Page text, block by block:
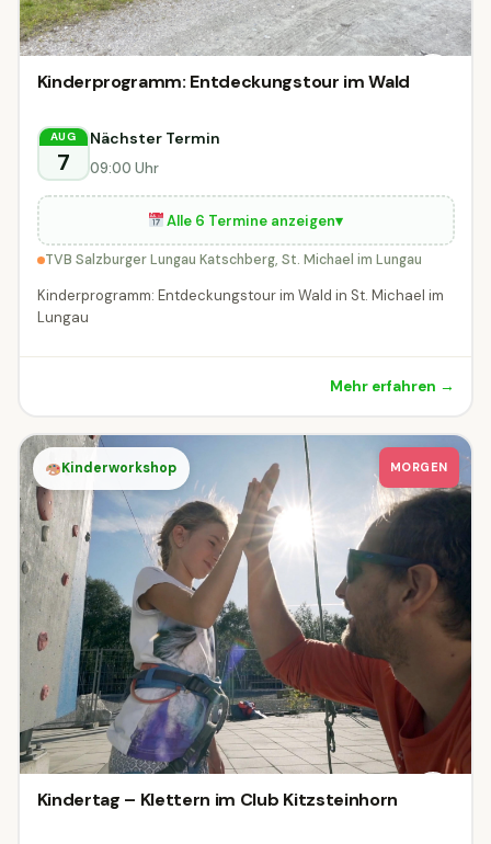
Kinderprogramm: Entdeckungstour im Wald
AUG
7
Nächster Termin
09:00 Uhr
Alle 6 Termine anzeigen▾
TVB Salzburger Lungau Katschberg, St. Michael im Lungau
Kinderprogramm: Entdeckungstour im Wald in St. Michael im
Lungau
Mehr erfahren →
Kinderworkshop MORGEN
Kindertag – Klettern im Club Kitzsteinhorn